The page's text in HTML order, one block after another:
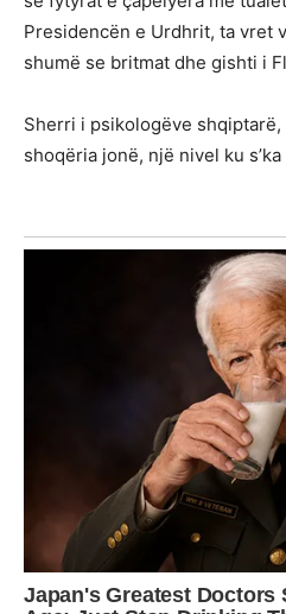
Presidencën e Urdhrit, ta vret
shumë se britmat dhe gishti i
Sherri i psikologëve
shoqëria jonë, një nivel ku